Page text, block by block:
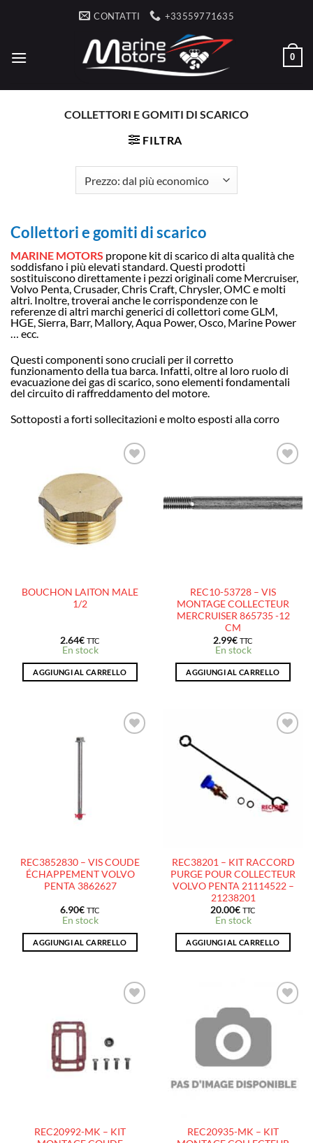
CONTATTI +33559771635
0
COLLETTORI E GOMITI DI SCARICO
FILTRA
Collettori e gomiti di scarico
MARINE MOTORS propone kit di scarico di alta qualità che
soddisfano i più elevati standard. Questi prodotti
sostituiscono direttamente i pezzi originali come Mercruiser,
Volvo Penta, Crusader, Chris Craft, Chrysler, OMC e molti
altri. Inoltre, troverai anche le corrispondenze con le
referenze di altri marchi generici di collettori come GLM,
HGE, Sierra, Barr, Mallory, Aqua Power, Osco, Marine Power
… ecc.
Questi componenti sono cruciali per il corretto
funzionamento della tua barca. Infatti, oltre al loro ruolo di
evacuazione dei gas di scarico, sono elementi fondamentali
del circuito di raffreddamento del motore.
Sottoposti a forti sollecitazioni e molto esposti alla corro
AJOUTER
À LA
LISTE
D’ENVIES
BOUCHON LAITON MALE
1/2
2.64€ TTC
En stock
AGGIUNGI AL CARRELLO
LISTE
D’ENVIES
REC10-53728 – VIS
MONTAGE COLLECTEUR
MERCRUISER 865735 -12
CM
2.99€ TTC
En stock
AGGIUNGI AL CARRELLO
REC3852830 – VIS COUDE
ÉCHAPPEMENT VOLVO
PENTA 3862627
6.90€ TTC
En stock
AGGIUNGI AL CARRELLO
D’ENVIES
REC38201 – KIT RACCORD
PURGE POUR COLLECTEUR
VOLVO PENTA 21114522 –
21238201
20.00€ TTC
En stock
AGGIUNGI AL CARRELLO
LISTE
REC20992-MK – KIT
AJOUTER
À LA
D’ENVIES
REC20935-MK – KIT